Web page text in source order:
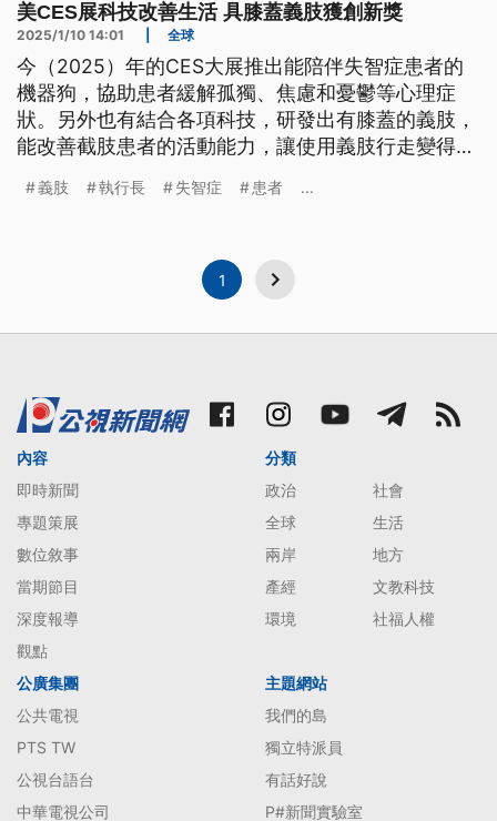
美CES展科技改善生活 具膝蓋義肢獲創新獎
2025/1/10 14:01 全球
今（2025）年的CES大展推出能陪伴失智症患者的
機器狗，協助患者緩解孤獨、焦慮和憂鬱等心理症
狀。另外也有結合各項科技，研發出有膝蓋的義肢，
能改善截肢患者的活動能力，讓使用義肢行走變得更
義肢 執行長 失智症 患者 ...
1
內容
即時新聞
專題策展
數位敘事
當期節目
深度報導
觀點
分類
政治
社會
全球
生活
兩岸
地方
產經
文教科技
環境
社福人權
公廣集團
公共電視
PTS TW
公視台語台
中華電視公司
主題網站
我們的島
獨立特派員
有話好說
P#新聞實驗室